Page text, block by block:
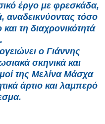
έργο με φρεσκάδα,
αναδεικνύοντας τόσο
τη διαχρονικότητά
ο Γιάννης
σκηνικά και
της Μελίνα Μάσχα
άρτιο και λαμπερό